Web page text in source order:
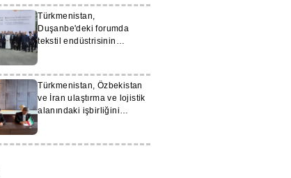
Türkmenistan,
Duşanbe'deki forumda
tekstil endüstrisinin
Türkmenistan, Özbekistan
ve İran ulaştırma ve lojistik
alanındaki işbirliğini